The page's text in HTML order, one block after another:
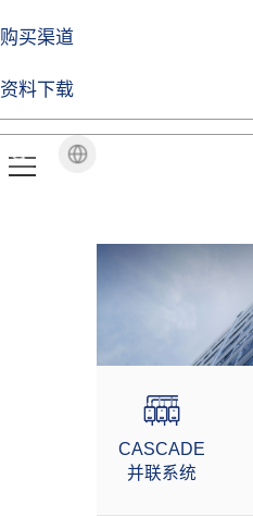
购买渠道
资料下载
品牌视角
CASCADE
并联系统